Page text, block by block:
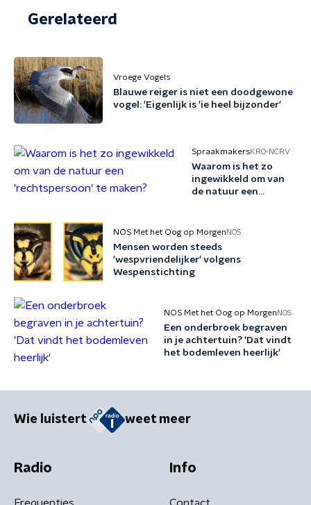
Gerelateerd
Vroege Vogels
Blauwe reiger is niet een doodgewone
vogel: 'Eigenlijk is 'ie heel bijzonder'
SpraakmakersKRO-NCRV
Waarom is het zo
ingewikkeld om van
de natuur een
NOS Met het Oog op Morgen NOS
Mensen worden steeds
'wespvriendelijker' volgens
Wespenstichting
NOS Met het Oog op Morgen NOS
Een onderbroek begraven
in je achtertuin? 'Dat vindt
het bodemleven heerlijk'
Wie luistert weet meer
Radio Info